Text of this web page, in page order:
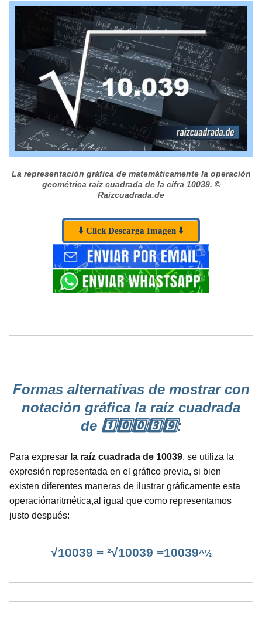
La representación gráfica de matemáticamente la operación
geométrica raíz cuadrada de la cifra 10039. ©
Raizcuadrada.de
⬇️ Click Descarga Imagen ⬇️
Formas alternativas de mostrar con
notación gráfica la raíz cuadrada
de 1️⃣0️⃣0️⃣3️⃣9️⃣:
Para expresar la raíz cuadrada de 10039, se utiliza la
expresión representada en el gráfico previa, si bien
existen diferentes maneras de ilustrar gráficamente esta
operaciónaritmética,al igual que como representamos
justo después:
√10039 = ²√10039 =10039^½